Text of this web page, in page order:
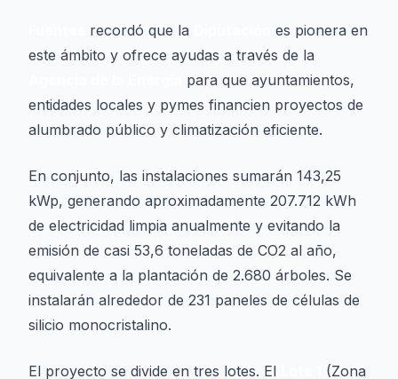
recordó que la
es pionera en
este ámbito y ofrece ayudas a través de la
para que ayuntamientos,
entidades locales y pymes financien proyectos de
alumbrado público y climatización eficiente.
En conjunto, las instalaciones sumarán 143,25
kWp, generando aproximadamente 207.712 kWh
de electricidad limpia anualmente y evitando la
emisión de casi 53,6 toneladas de CO2 al año,
equivalente a la plantación de 2.680 árboles. Se
instalarán alrededor de 231 paneles de células de
silicio monocristalino.
El proyecto se divide en tres lotes. El (Zona